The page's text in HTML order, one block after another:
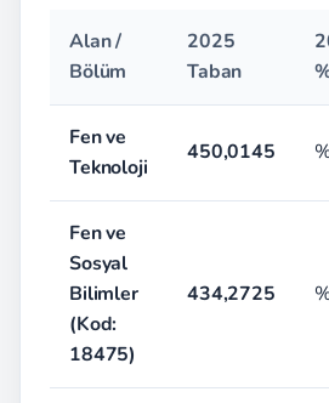
Alan /
Bölüm
2025
Taban
Fen ve
Teknoloji
450,0145
Fen ve
Sosyal
Bilimler
(Kod:
18475)
434,2725